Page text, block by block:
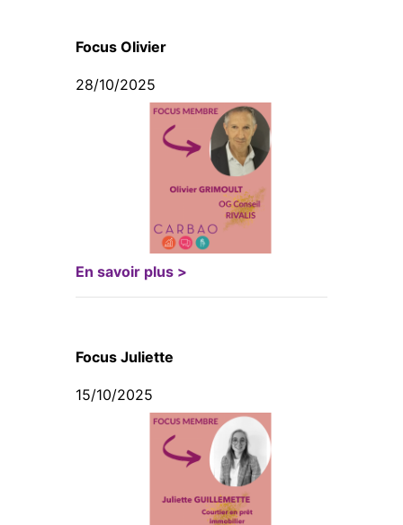
Focus Olivier
28/10/2025
En savoir plus >
Focus Juliette
15/10/2025